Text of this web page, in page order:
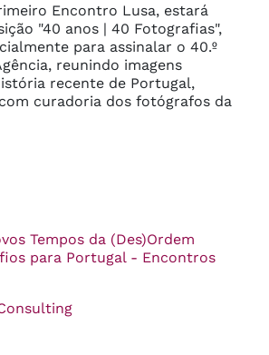
Encontro Lusa, estará
"40 anos | 40 Fotografias",
para assinalar o 40.º
reunindo imagens
recente de Portugal,
curadoria dos fotógrafos da
Tempos da (Des)Ordem
para Portugal - Encontros